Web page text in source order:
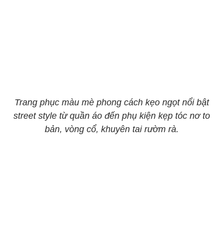
Trang phục màu mè phong cách kẹo ngọt nổi bật
street style từ quần áo đến phụ kiện kẹp tóc nơ to
bản, vòng cổ, khuyên tai rườm rà.